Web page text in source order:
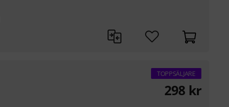
TOPPSÄLJARE
298 kr